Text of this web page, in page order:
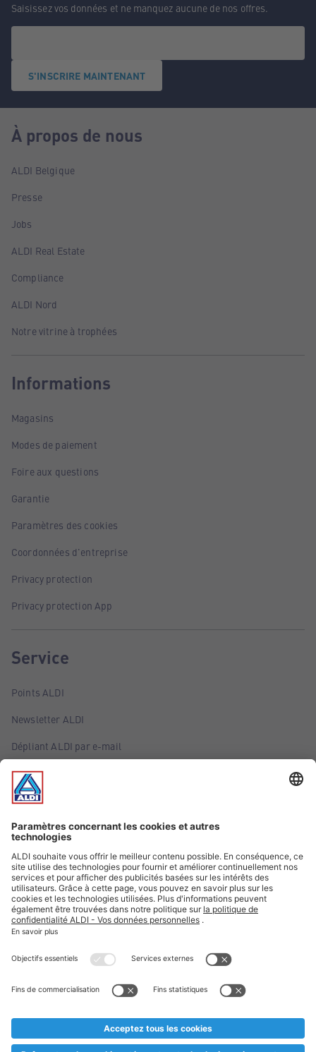
Saisissez vos données et ne manquez aucune de nos offres.
S'INSCRIRE MAINTENANT
À propos de nous
ALDI Belgique
Presse
Jobs
ALDI Real Estate
Compliance
ALDI Nord
Notre vitrine à trophées
Informations
Magasins
Modes de paiement
Foire aux questions
Garantie
Paramètres des cookies
Coordonnées d'entreprise
Privacy protection
Privacy protection App
Service
Points ALDI
Newsletter ALDI
Dépliant ALDI par e-mail
Offres
Infos essentielles
Suivez ALDI Belgique
Textes marqués d'un astérisque et mentions légales
* Nous vendons ces articles temporairement et jusqu'à
au cas où, malgré le planning bien étudié, nous serions
prématurément en rupture de stock. Prix Recupel et TVA incl.
** Sur ce site, l’utilisation de la forme masculine a été adoptée